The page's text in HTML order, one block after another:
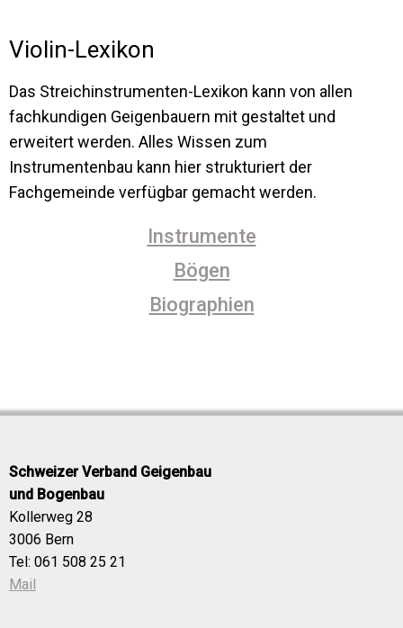
Violin-Lexikon
Das Streichinstrumenten-Lexikon kann von allen
fachkundigen Geigenbauern mit gestaltet und
erweitert werden. Alles Wissen zum
Instrumentenbau kann hier strukturiert der
Fachgemeinde verfügbar gemacht werden.
Instrumente
Bögen
Biographien
Schweizer Verband Geigenbau
und Bogenbau
Kollerweg 28
3006 Bern
Tel: 061 508 25 21
Mail